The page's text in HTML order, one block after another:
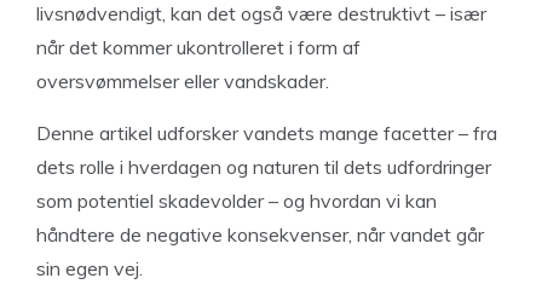
livsnødvendigt, kan det også være destruktivt – især
når det kommer ukontrolleret i form af
oversvømmelser eller vandskader.
Denne artikel udforsker vandets mange facetter – fra
dets rolle i hverdagen og naturen til dets udfordringer
som potentiel skadevolder – og hvordan vi kan
håndtere de negative konsekvenser, når vandet går
sin egen vej.